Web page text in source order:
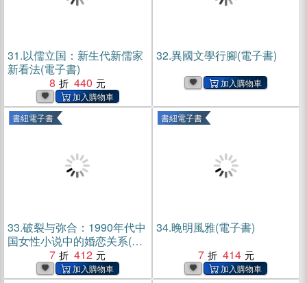
31.以儒立国：新生代新儒家
新看法(電子書)
8
440
32.異國文學行腳(電子書)
書紐電子書
33.破裂与弥合：1990年代中
国女性小说中的婚恋关系(電
7 412
書紐電子書
34.晚明風雅(電子書)
7
414